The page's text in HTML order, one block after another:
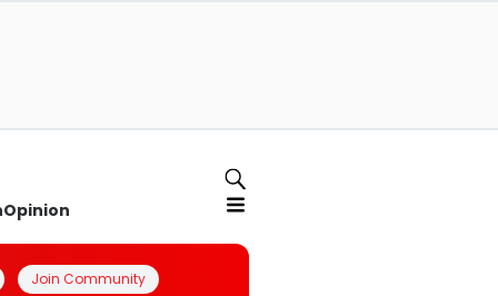
Opinion
Join Community